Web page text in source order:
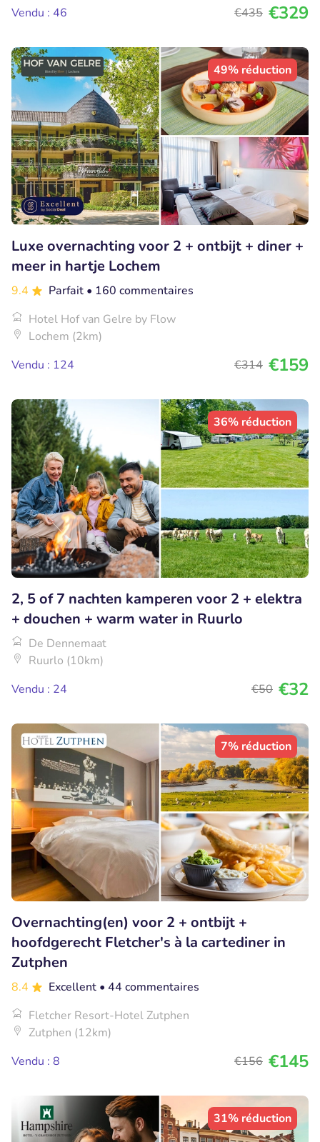
Vendu : 46
€435 €329
49% réduction
Luxe overnachting voor 2 + ontbijt + diner +
meer in hartje Lochem
9.4 Parfait • 160 commentaires
Hotel Hof van Gelre by Flow
Lochem (2km)
Vendu : 124
€314 €159
36% réduction
2, 5 of 7 nachten kamperen voor 2 + elektra
+ douchen + warm water in Ruurlo
De Dennemaat
Ruurlo (10km)
Vendu : 24
€50 €32
7% réduction
Overnachting(en) voor 2 + ontbijt +
hoofdgerecht Fletcher's à la cartediner in
Zutphen
8.4 Excellent • 44 commentaires
Fletcher Resort-Hotel Zutphen
Zutphen (12km)
Vendu : 8
€156 €145
31% réduction